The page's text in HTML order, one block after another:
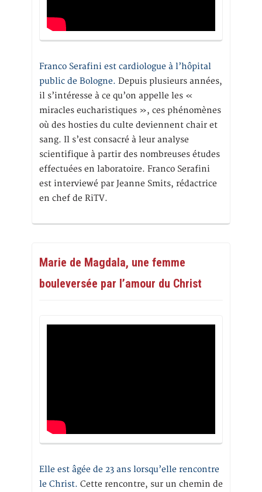
Franco Serafini est cardiologue à l’hôpital
public de Bologne. Depuis plusieurs années,
il s’intéresse à ce qu’on appelle les «
miracles eucharistiques », ces phénomènes
où des hosties du culte deviennent chair et
sang. Il s’est consacré à leur analyse
scientifique à partir des nombreuses études
effectuées en laboratoire. Franco Serafini
est interviewé par Jeanne Smits, rédactrice
en chef de RiTV.
Marie de Magdala, une femme
bouleversée par l’amour du Christ
Elle est âgée de 23 ans lorsqu’elle rencontre
le Christ. Cette rencontre, sur un chemin de